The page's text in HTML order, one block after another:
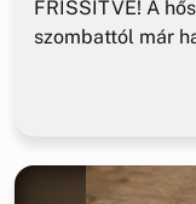
FRISSÍTVE! A
szombattól már